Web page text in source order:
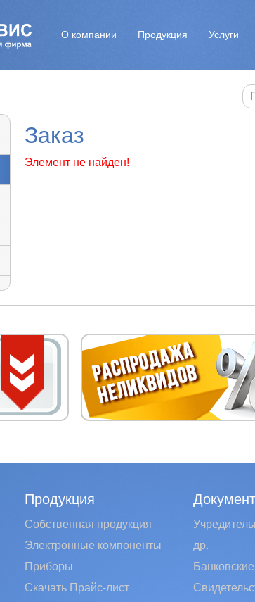
О компании Продукция Услуги
Заказ
Элемент не найден!
Продукция
Собственная продукция
Электронные компоненты
Приборы
Скачать Прайс-лист
др.